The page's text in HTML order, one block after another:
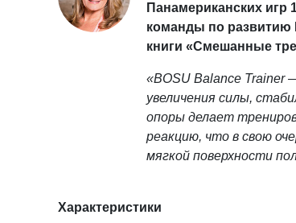
Панамериканских игр
команды по развитию
книги «Смешанные
«BOSU Balance Trainer
увеличения силы,
опоры делает
реакцию, что в свою
мягкой поверхности
Характеристики